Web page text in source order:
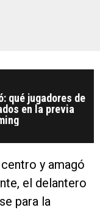
qué jugadores de
en la previa
y amagó
el delantero
para la